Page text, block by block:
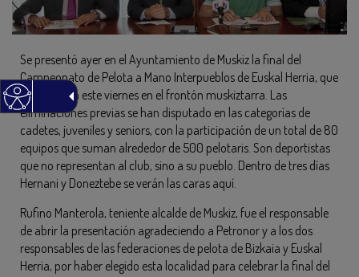
Se presentó ayer en el Ayuntamiento de Muskiz la final del
Campeonato de Pelota a Mano Interpueblos de Euskal Herria, que
se celebrará este viernes en el frontón muskiztarra. Las
eliminaciones previas se han disputado en las categorías de
cadetes, juveniles y seniors, con la participación de un total de 80
equipos que suman alrededor de 500 pelotaris. Son deportistas
que no representan al club, sino a su pueblo. Dentro de tres días
Hernani y Doneztebe se verán las caras aquí.
Rufino Manterola, teniente alcalde de Muskiz, fue el responsable
de abrir la presentación agradeciendo a Petronor y a los dos
responsables de las federaciones de pelota de Bizkaia y Euskal
Herria, por haber elegido esta localidad para celebrar la final del